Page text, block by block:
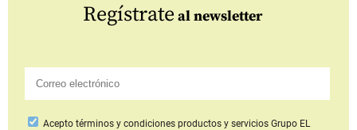
Regístrate al newsletter
Aceptotérminos y condiciones productos y serviciosGrupo EL